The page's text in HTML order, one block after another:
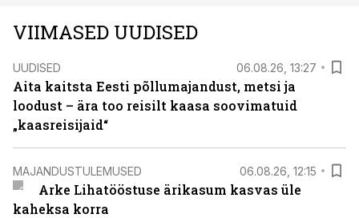
VIIMASED UUDISED
UUDISED 06.08.26, 13:27
Aita kaitsta Eesti põllumajandust, metsi ja
loodust – ära too reisilt kaasa soovimatuid
„kaasreisijaid“
MAJANDUSTULEMUSED 06.08.26, 12:15
Arke Lihatööstuse ärikasum kasvas üle
kaheksa korra